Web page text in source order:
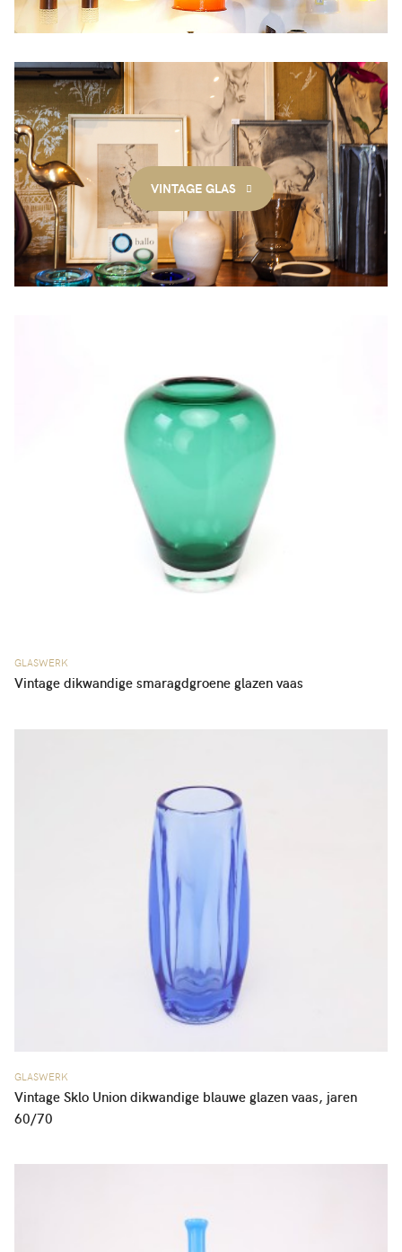
VINTAGE GLAS
GLASWERK
Vintage dikwandige smaragdgroene glazen vaas
GLASWERK
Vintage Sklo Union dikwandige blauwe glazen vaas, jaren
60/70